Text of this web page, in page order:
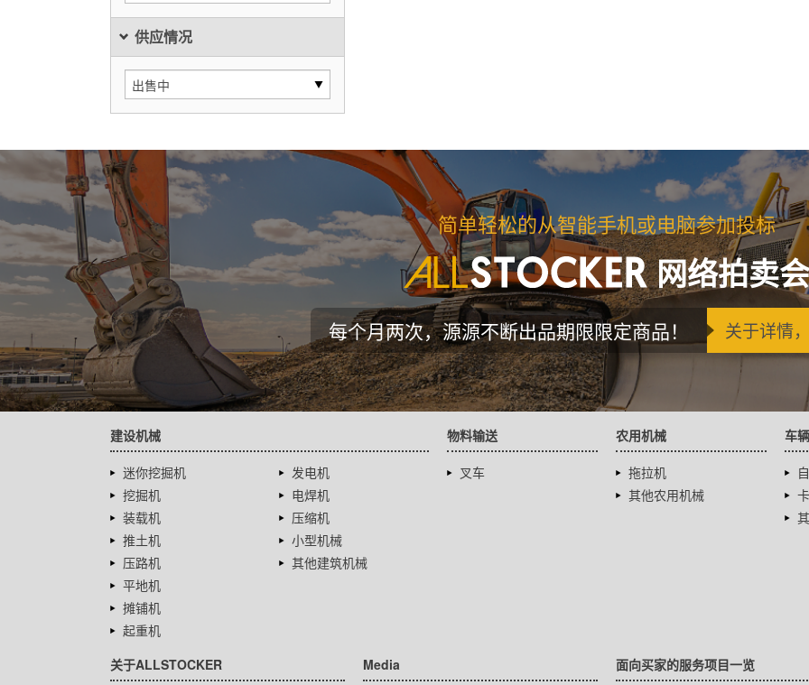
供应情况
简单轻松的从智能手机或电脑参加投标
网络拍卖会
每个月两次，源源不断出品期限限定商品！ 关于详情
建设机械
迷你挖掘机
挖掘机
装载机
推土机
压路机
平地机
摊铺机
起重机
发电机
电焊机
压缩机
小型机械
其他建筑机械
物料输送
叉车
农用机械
拖拉机
其他农用机械
车辆
关于ALLSTOCKER Media 面向买家的服务项目一览